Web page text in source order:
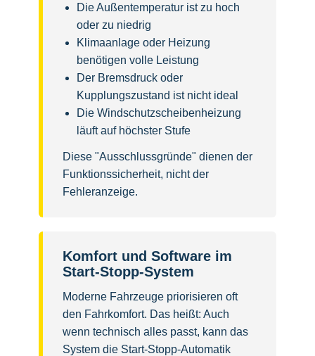
Die Außentemperatur ist zu hoch
oder zu niedrig
Klimaanlage oder Heizung
benötigen volle Leistung
Der Bremsdruck oder
Kupplungszustand ist nicht ideal
Die Windschutzscheibenheizung
läuft auf höchster Stufe
Diese "Ausschlussgründe" dienen der
Funktionssicherheit, nicht der
Fehleranzeige.
Komfort und Software im
Start-Stopp-System
Moderne Fahrzeuge priorisieren oft
den Fahrkomfort. Das heißt: Auch
wenn technisch alles passt, kann das
System die Start-Stopp-Automatik